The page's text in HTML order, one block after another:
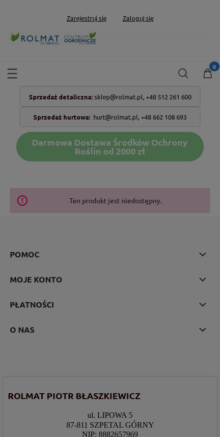
Zarejestruj się Zaloguj się
Sprzedaż detaliczna: sklep@rolmat.pl, +48 512 261 600
Sprzedaż hurtowa: hurt@rolmat.pl,+48 662 108 693
Darmowa Dostawa Środków Ochrony
Roślin od 2000 zł
Ten produkt jest niedostępny.
POMOC
MOJE KONTO
PŁATNOŚCI
O NAS
ROLMAT PIOTR BŁASZKIEWICZ
ul. LIPOWA 5
87-811 SZPETAL GÓRNY
NIP: 8882657969